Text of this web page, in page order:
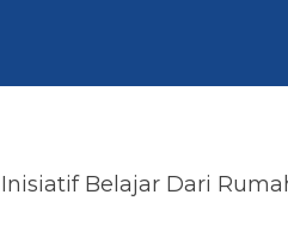
Inisiatif Belajar Dari